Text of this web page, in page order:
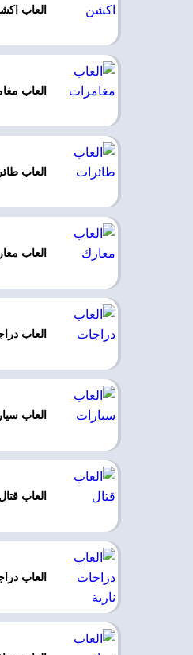
العاب
العاب
العاب
العاب
العاب
العاب
العاب قتال
العاب